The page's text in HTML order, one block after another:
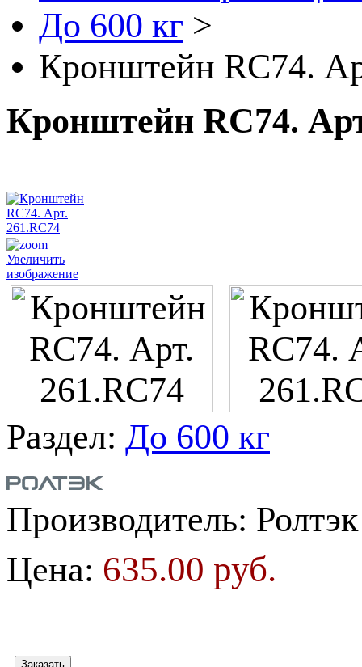
До 600 кг >
Кронштейн RC74.
Кронштейн RC74.
Увеличить
изображение
Раздел: До 600 кг
Производитель: Ролтэк
Цена: 635.00 руб.